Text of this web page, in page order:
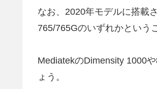
なお、2020年モデルに搭載
765/765Gのいずれかという
MediatekのDimensity 1000
ょう。